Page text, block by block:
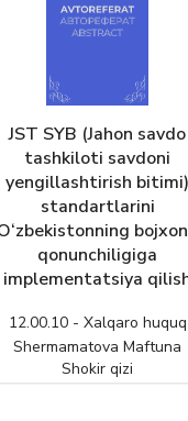
O‘zbekistonda kvant
huquqining rivojlanish
istiqbollari
12.00.10 - Xalqaro huquq
Abdixakimov Islombek
Bahodir o‘g‘li